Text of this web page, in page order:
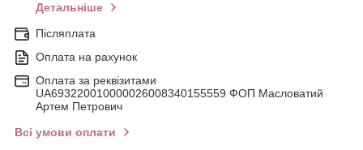
Детальніше
Післяплата
Оплата на рахунок
Оплата за реквізитами
UA693220010000026008340155559 ФОП Масловатий
Артем Петрович
Всі умови оплати